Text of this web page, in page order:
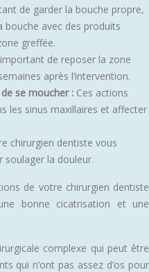
de garder la bouche propre,
bouche avec des produits
greffée.
de reposer la zone
après l’intervention.
se moucher : Ces actions
les sinus maxillaires et affecter
chirurgien dentiste vous
soulager la douleur.
de votre chirurgien dentiste
bonne cicatrisation et une
complexe qui peut être
qui n’ont pas assez d’os pour